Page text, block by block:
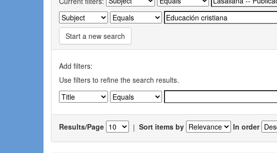
Start a new search
Add filters:
Use filters to refine the search results.
Results/Page | Sort items by In order